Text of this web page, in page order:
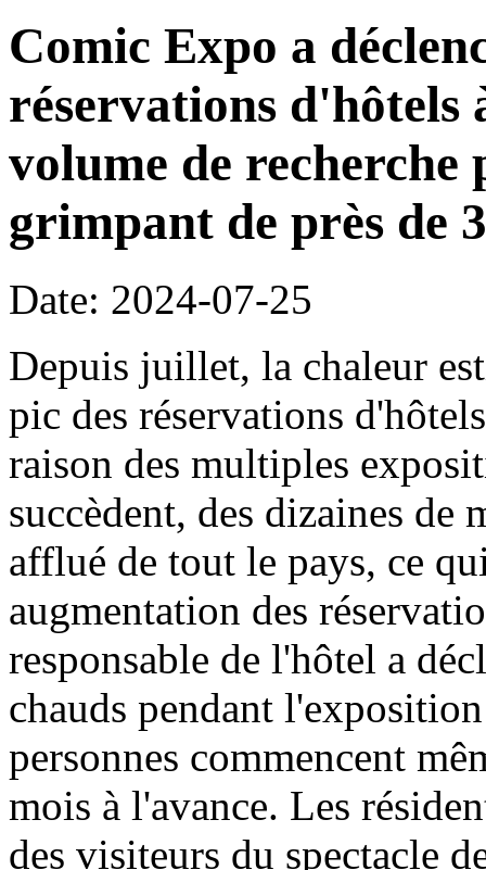
Comic Expo a
réservations d'hôtels
volume de recherche
grimpant de près de
Date: 2024-07-25
Depuis juillet, la chaleur
pic des réservations
raison des multiples
succèdent, des dizaines
afflué de tout le pays, ce
augmentation des
responsable de l'hôtel a
chauds pendant
personnes commencent
mois à l'avance. Les
des visiteurs du spectacle